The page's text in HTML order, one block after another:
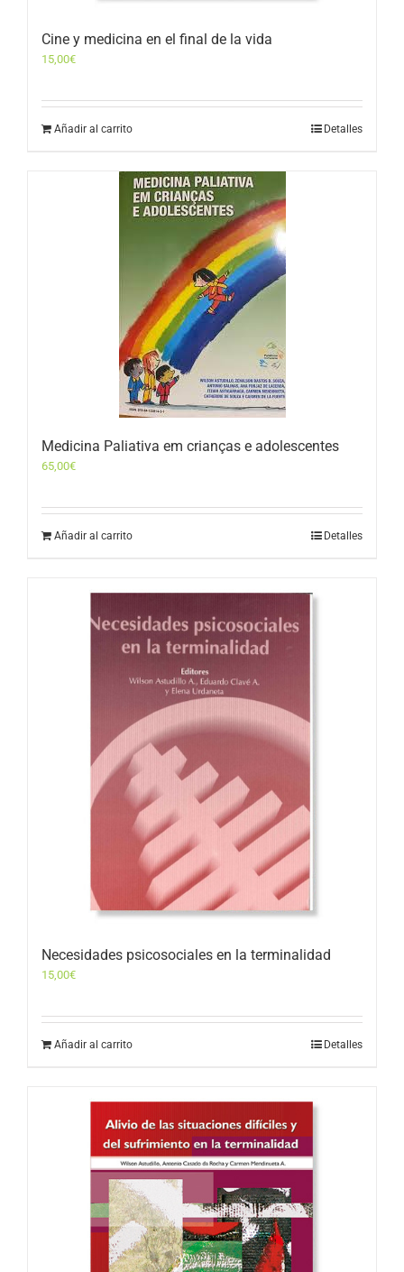
Cine y medicina en el final de la vida
15,00€
Añadir al carrito Detalles
Medicina Paliativa em crianças e adolescentes
65,00€
Añadir al carrito Detalles
Necesidades psicosociales en la terminalidad
15,00€
Añadir al carrito Detalles